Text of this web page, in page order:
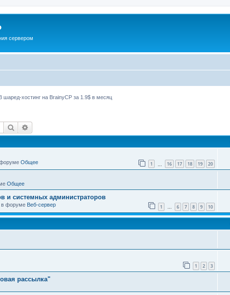
сервером
шаред-хостинг на BrainyCP за 1.9$ в месяц
Поиск
Общее 1 16 17 18 19 20
Общее
и системных администраторов
в форуме Веб-сервер 1 … 6 7 8 9 10
1 2 3
рассылка"